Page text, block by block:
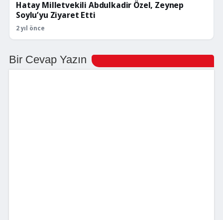
Hatay Milletvekili Abdulkadir Özel, Zeynep
Soylu’yu Ziyaret Etti
2 yıl önce
Bir Cevap Yazın